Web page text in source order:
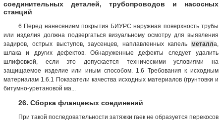
соединительных деталей, трубопроводов и насосных
станций
6 Перед нанесением покрытия БИУРС наружная поверхность трубы
или изделия должна подвергаться визуальному осмотру для выявления
задиров, острых выступов, заусенцев, наплавленных капель металла,
шлака и других дефектов. Обнаруженные дефекты следует удалить
шлифовкой, если это допускается техническими условиями на
защищаемое изделие или иным способом. 1.6 Требования к исходным
материалам 1.6.1 Показатели качества исходных материалов (грунтовки и
битумно-уретановой ма...
26. Сборка фланцевых соединений
При такой последовательности затяжки гаек не образуется перекосов